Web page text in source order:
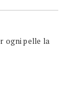
ogni pelle la